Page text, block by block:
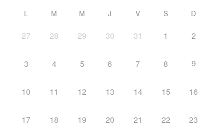
L M M J V S D
27 28 29 30 31 1 2
3 4 5 6 7 8 9
10 11 12 13 14 15 16
17 18 19 20 21 22 23